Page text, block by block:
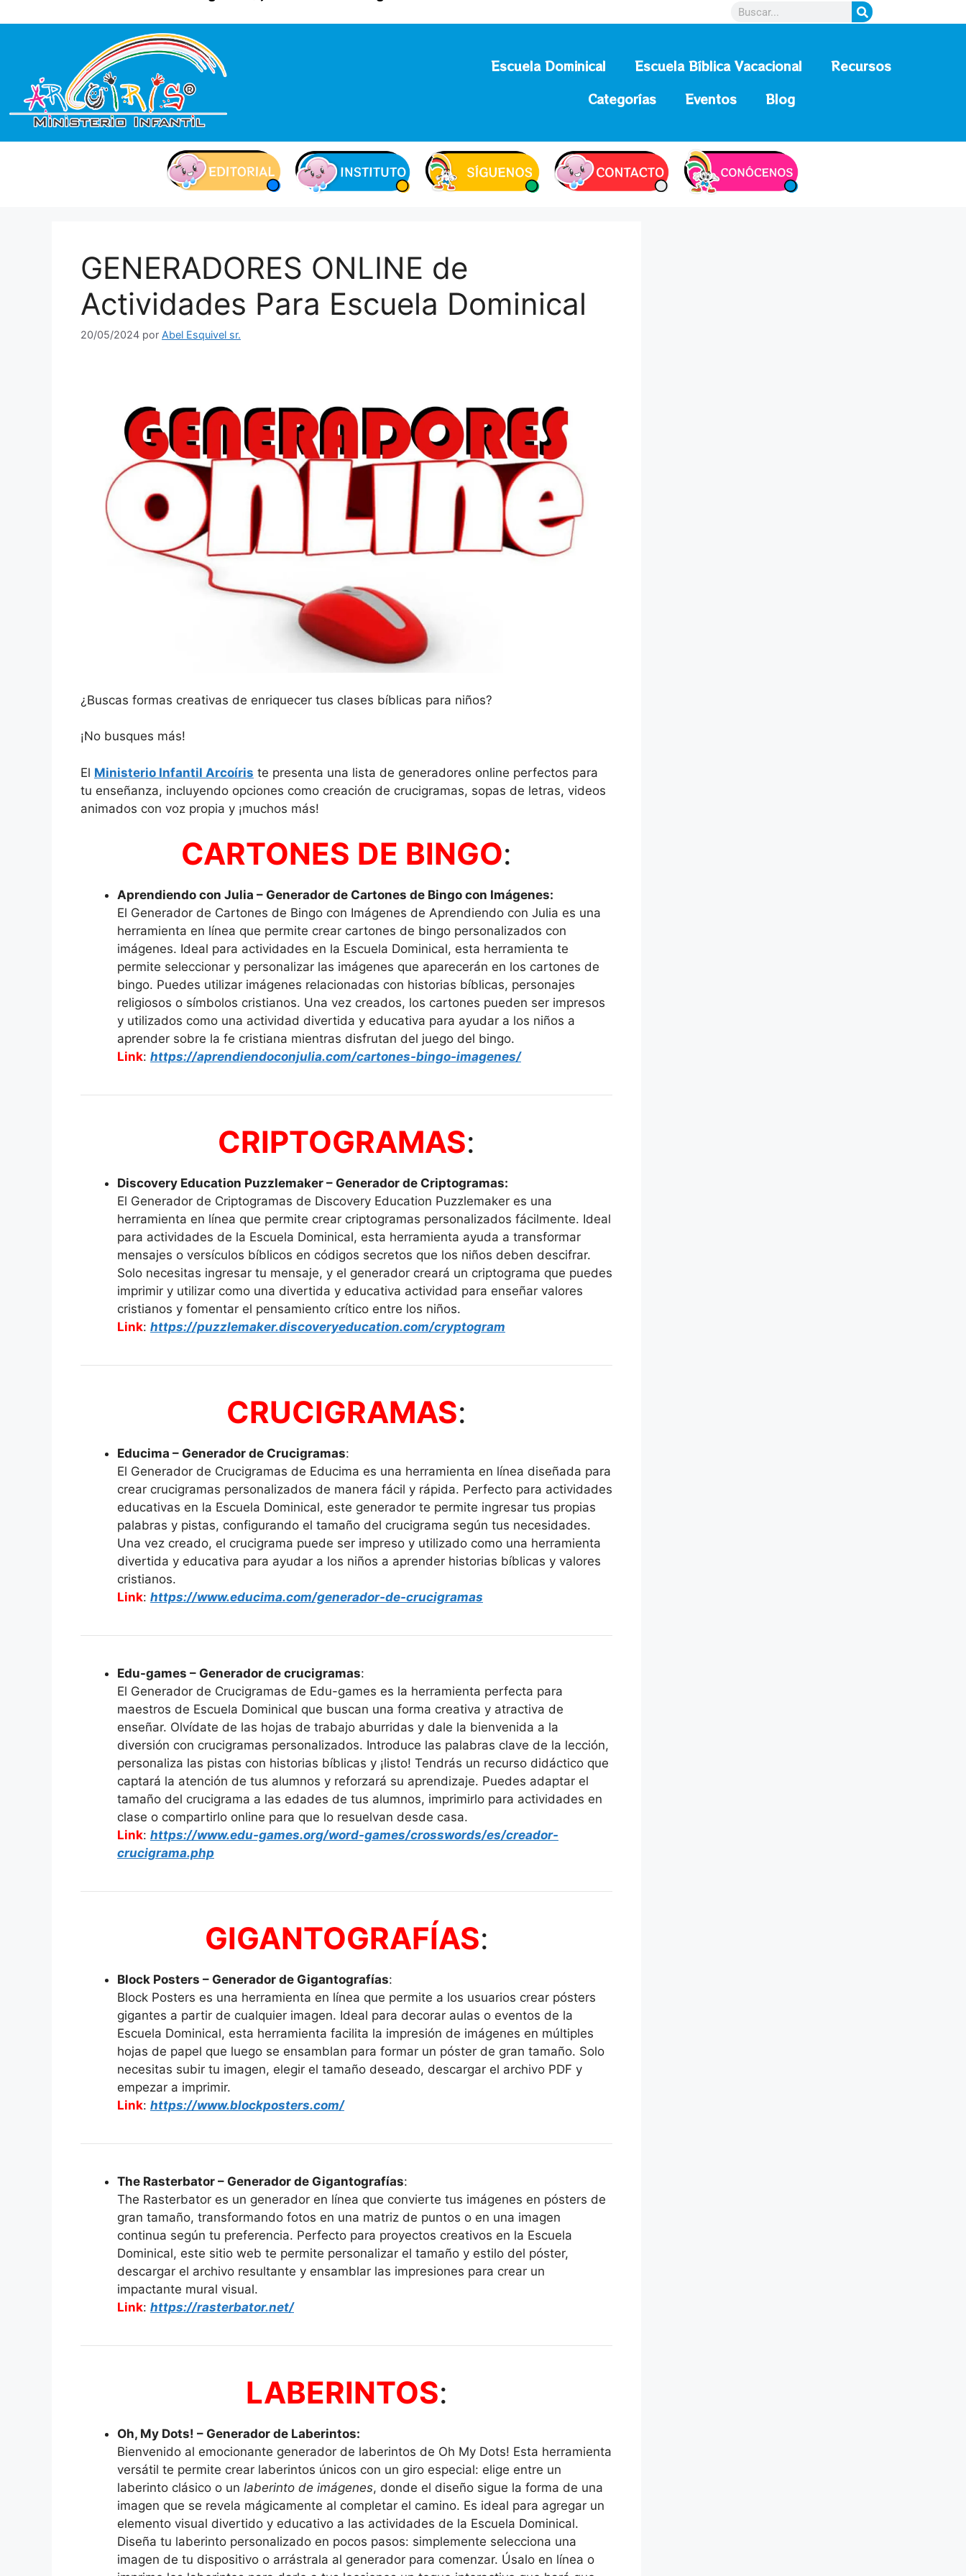
Escuela Dominical Escuela Bíblica Vacacional
Recursos
Categorías
Eventos Blog
GENERADORES ONLINE de
Actividades Para Escuela Dominical
20/05/2024 por Abel Esquivel sr.
¿Buscas formas creativas de enriquecer tus clases bíblicas para niños?
¡No busques más!
El Ministerio Infantil Arcoíris te presenta una lista de generadores online perfectos para
tu enseñanza, incluyendo opciones como creación de crucigramas, sopas de letras, videos
animados con voz propia y ¡muchos más!
CARTONES DE BINGO:
Aprendiendo con Julia – Generador de Cartones de Bingo con Imágenes:
El Generador de Cartones de Bingo con Imágenes de Aprendiendo con Julia es una
herramienta en línea que permite crear cartones de bingo personalizados con
imágenes. Ideal para actividades en la Escuela Dominical, esta herramienta te
permite seleccionar y personalizar las imágenes que aparecerán en los cartones de
bingo. Puedes utilizar imágenes relacionadas con historias bíblicas, personajes
religiosos o símbolos cristianos. Una vez creados, los cartones pueden ser impresos
y utilizados como una actividad divertida y educativa para ayudar a los niños a
aprender sobre la fe cristiana mientras disfrutan del juego del bingo.
Link: https://aprendiendoconjulia.com/cartones-bingo-imagenes/
CRIPTOGRAMAS:
Discovery Education Puzzlemaker – Generador de Criptogramas:
El Generador de Criptogramas de Discovery Education Puzzlemaker es una
herramienta en línea que permite crear criptogramas personalizados fácilmente. Ideal
para actividades de la Escuela Dominical, esta herramienta ayuda a transformar
mensajes o versículos bíblicos en códigos secretos que los niños deben descifrar.
Solo necesitas ingresar tu mensaje, y el generador creará un criptograma que puedes
imprimir y utilizar como una divertida y educativa actividad para enseñar valores
cristianos y fomentar el pensamiento crítico entre los niños.
Link: https://puzzlemaker.discoveryeducation.com/cryptogram
CRUCIGRAMAS:
Educima – Generador de Crucigramas:
El Generador de Crucigramas de Educima es una herramienta en línea diseñada para
crear crucigramas personalizados de manera fácil y rápida. Perfecto para actividades
educativas en la Escuela Dominical, este generador te permite ingresar tus propias
palabras y pistas, configurando el tamaño del crucigrama según tus necesidades.
Una vez creado, el crucigrama puede ser impreso y utilizado como una herramienta
divertida y educativa para ayudar a los niños a aprender historias bíblicas y valores
cristianos.
Link: https://www.educima.com/generador-de-crucigramas
Edu-games – Generador de crucigramas:
El Generador de Crucigramas de Edu-games es la herramienta perfecta para
maestros de Escuela Dominical que buscan una forma creativa y atractiva de
enseñar. Olvídate de las hojas de trabajo aburridas y dale la bienvenida a la
diversión con crucigramas personalizados. Introduce las palabras clave de la lección,
personaliza las pistas con historias bíblicas y ¡listo! Tendrás un recurso didáctico que
captará la atención de tus alumnos y reforzará su aprendizaje. Puedes adaptar el
tamaño del crucigrama a las edades de tus alumnos, imprimirlo para actividades en
clase o compartirlo online para que lo resuelvan desde casa.
Link: https://www.edu-games.org/word-games/crosswords/es/creador-
crucigrama.php
GIGANTOGRAFÍAS:
Block Posters – Generador de Gigantografías:
Block Posters es una herramienta en línea que permite a los usuarios crear pósters
gigantes a partir de cualquier imagen. Ideal para decorar aulas o eventos de la
Escuela Dominical, esta herramienta facilita la impresión de imágenes en múltiples
hojas de papel que luego se ensamblan para formar un póster de gran tamaño. Solo
necesitas subir tu imagen, elegir el tamaño deseado, descargar el archivo PDF y
empezar a imprimir.
Link: https://www.blockposters.com/
The Rasterbator – Generador de Gigantografías:
The Rasterbator es un generador en línea que convierte tus imágenes en pósters de
gran tamaño, transformando fotos en una matriz de puntos o en una imagen
continua según tu preferencia. Perfecto para proyectos creativos en la Escuela
Dominical, este sitio web te permite personalizar el tamaño y estilo del póster,
descargar el archivo resultante y ensamblar las impresiones para crear un
impactante mural visual.
Link: https://rasterbator.net/
LABERINTOS:
Oh, My Dots! – Generador de Laberintos:
Bienvenido al emocionante generador de laberintos de Oh My Dots! Esta herramienta
versátil te permite crear laberintos únicos con un giro especial: elige entre un
laberinto clásico o un laberinto de imágenes, donde el diseño sigue la forma de una
imagen que se revela mágicamente al completar el camino. Es ideal para agregar un
elemento visual divertido y educativo a las actividades de la Escuela Dominical.
Diseña tu laberinto personalizado en pocos pasos: simplemente selecciona una
imagen de tu dispositivo o arrástrala al generador para comenzar. Úsalo en línea o